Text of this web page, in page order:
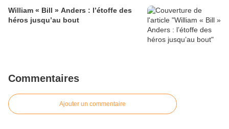
William « Bill » Anders : l’étoffe des
héros jusqu’au bout
Commentaires
Ajouter un commentaire